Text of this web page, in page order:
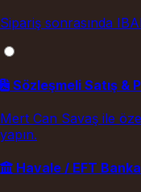
Sipariş sonrasında
Sözleşmeli Satış &
Mert Can Savaş ile
yapın.
Havale / EFT